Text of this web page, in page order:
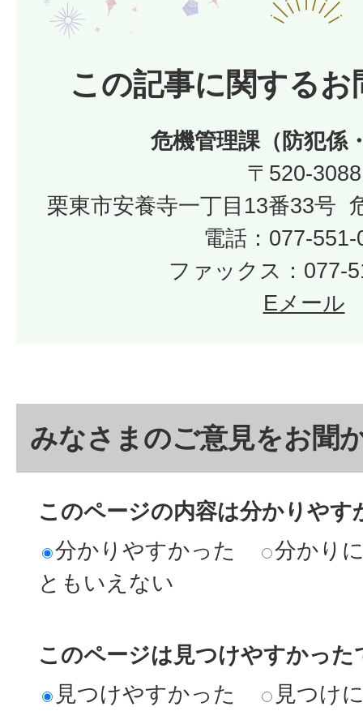
この記事に関するお
危機管理課（防犯係
〒520-3088
栗東市安養寺一丁目13番33号
電話：077-551-
ファックス：077-
Eメール
みなさまのご意見をお聞
このページの内容は分かりやす
分かりやすかった
分かり
ともいえない
このページは見つけやすかった
見つけやすかった
見つけ